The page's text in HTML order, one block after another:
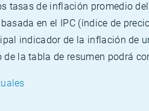
tasas de inflación promedio
en el IPC (índice de
indicador de la inflación de
de la tabla de resumen podrá